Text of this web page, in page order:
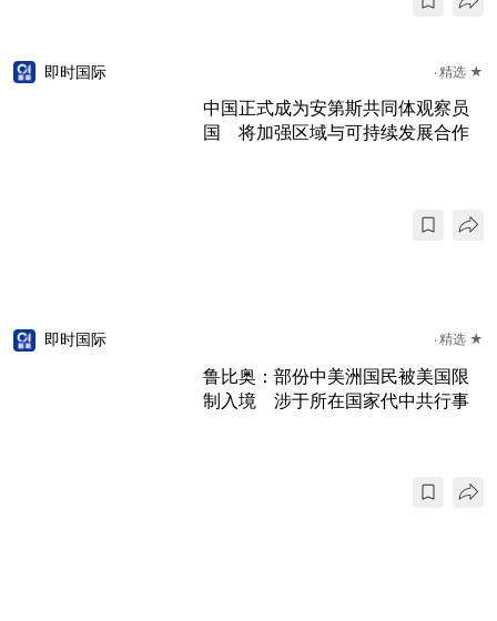
即时国际 精选 ★
中国正式成为安第斯共同体观察员
国 将加强区域与可持续发展合作
即时国际 精选 ★
鲁比奥：部份中美洲国民被美国限
制入境 涉于所在国家代中共行事